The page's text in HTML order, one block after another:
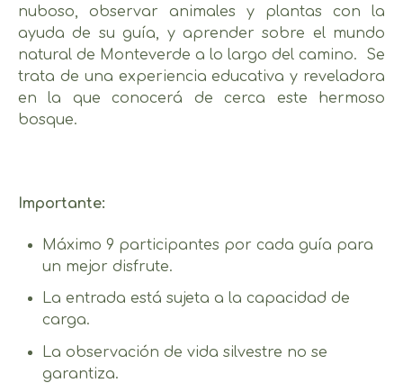
nuboso, observar animales y plantas con la
ayuda de su guía, y aprender sobre el mundo
natural de Monteverde a lo largo del camino. Se
trata de una experiencia educativa y reveladora
en la que conocerá de cerca este hermoso
bosque.
Importante:
Máximo 9 participantes por cada guía para
un mejor disfrute.
La entrada está sujeta a la capacidad de
carga.
La observación de vida silvestre no se
garantiza.